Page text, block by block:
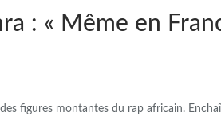
: « Même en
figures montantes du rap africain.